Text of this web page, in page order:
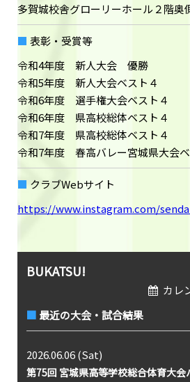
多賀城校舎グローリーホール２階
表彰・受賞等
令和4年度 新人大会 優勝
令和5年度 新人大会ベスト４
令和6年度 選手権大会ベスト４
令和6年度 県高校総体ベスト４
令和7年度 県高校総体ベスト４
令和7年度 春高バレー宮城県大会
クラブWebサイト
https://www.instagram.com/
BUKATSU!
カレ
最近の大会・試合結果
2026.06.06 (Sat)
第75回 宮城県高等学校総合体育大会